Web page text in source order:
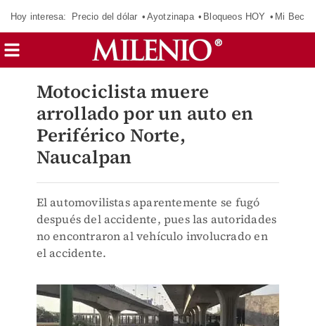
Hoy interesa: Precio del dólar Ayotzinapa Bloqueos HOY Mi Beca
Motociclista muere
arrollado por un auto en
Periférico Norte,
Naucalpan
El automovilistas aparentemente se fugó
después del accidente, pues las autoridades
no encontraron al vehículo involucrado en
el accidente.